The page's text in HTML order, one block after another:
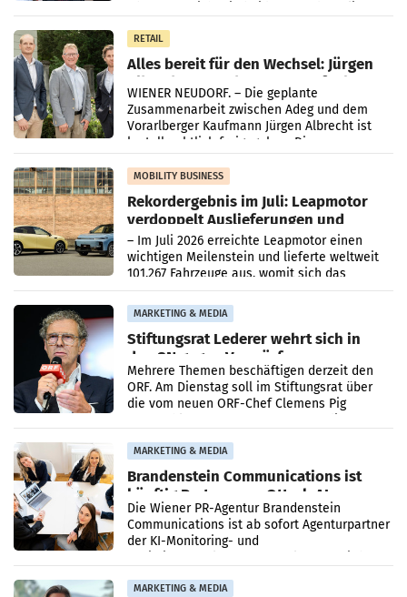
RETAIL
Alles bereit für den Wechsel: Jürgen
Albrecht setzt ab 1.1.2027 auf Adeg
WIENER NEUDORF. – Die geplante
Zusammenarbeit zwischen Adeg und dem
Vorarlberger Kaufmann Jürgen Albrecht ist
kartellrechtlich freigegeben: Die
Bundeswettbewerbsbehörde und der
Bundeskartellanwalt
MOBILITY BUSINESS
Rekordergebnis im Juli: Leapmotor
verdoppelt Auslieferungen und
überschreitet die 100.000er-Marke
– Im Juli 2026 erreichte Leapmotor einen
wichtigen Meilenstein und lieferte weltweit
101.267 Fahrzeuge aus, womit sich das
Ergebnis gegenüber Juli 2025 mehr als
verdoppelte (+102
MARKETING & MEDIA
Stiftungsrat Lederer wehrt sich in
den SN gegen Vorwürfe
Mehrere Themen beschäftigen derzeit den
ORF. Am Dienstag soll im Stiftungsrat über
die vom neuen ORF-Chef Clemens Pig
MARKETING & MEDIA
Brandenstein Communications ist
künftig Partner von OtterlyAI
Die Wiener PR-Agentur Brandenstein
Communications ist ab sofort Agenturpartner
der KI-Monitoring- und
MARKETING & MEDIA